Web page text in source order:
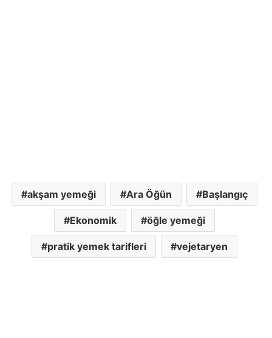
akşam yemeği Ara Öğün Başlangıç
Ekonomik öğle yemeği
pratik yemek tarifleri vejetaryen